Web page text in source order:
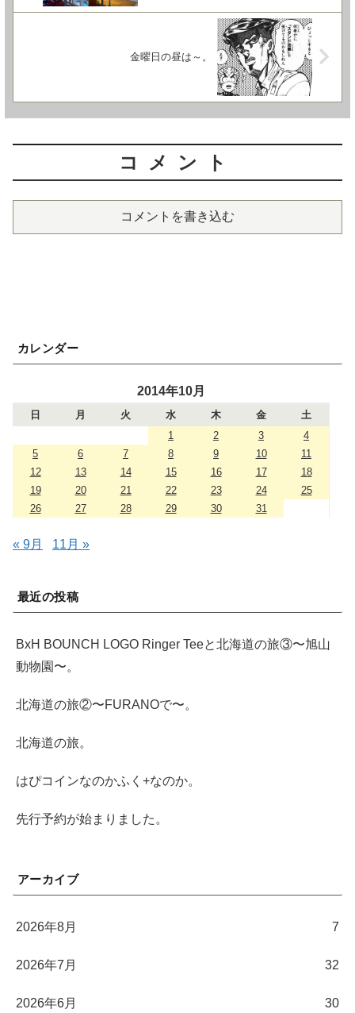
金曜日の昼は～。
コメント
コメントを書き込む
カレンダー
2014年10月
日 月 火 水 木 金
土
1
2 3
4
5
6 7 8 9 10
11
12
13 14 15 16 17
18
19
20 21 22 23 24
25
26
27 28 29 30 31
« 9月 11月 »
最近の投稿
BxH BOUNCH LOGO Ringer Teeと北海道の旅③〜旭山
動物園〜。
北海道の旅②〜FURANOで〜。
北海道の旅。
はぴコインなのかふく+なのか。
先行予約が始まりました。
アーカイブ
2026年8月 7
2026年7月 32
2026年6月 30